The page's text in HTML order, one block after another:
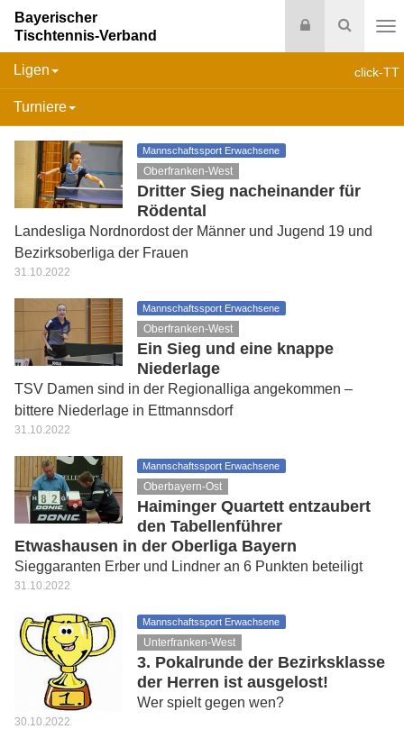
Suche
Login
Bayerischer
Tischtennis-Verband
click-TT
Ligen
Turniere
Mannschaftssport Erwachsene
Oberfranken-West
Dritter Sieg nacheinander für
Rödental
Landesliga Nordnordost der Männer und Jugend 19 und
Bezirksoberliga der Frauen
31.10.2022
Mannschaftssport Erwachsene
Oberfranken-West
Ein Sieg und eine knappe
Niederlage
TSV Damen sind in der Regionalliga angekommen –
bittere Niederlage in Ettmannsdorf
31.10.2022
Mannschaftssport Erwachsene
Oberbayern-Ost
Haiminger Quartett entzaubert
den Tabellenführer
Etwashausen in der Oberliga Bayern
Sieggaranten Erber und Lindner an 6 Punkten beteiligt
31.10.2022
Mannschaftssport Erwachsene
Unterfranken-West
3. Pokalrunde der Bezirksklasse
der Herren ist ausgelost!
Wer spielt gegen wen?
30.10.2022